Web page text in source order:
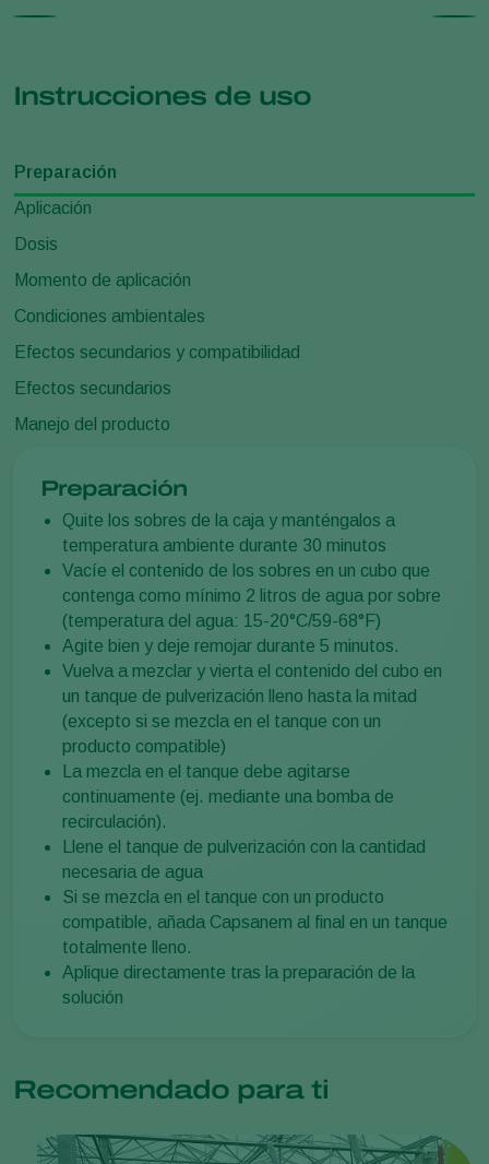
Instrucciones de uso
Preparación
Aplicación
Dosis
Momento de aplicación
Condiciones ambientales
Efectos secundarios y compatibilidad
Efectos secundarios
Manejo del producto
Preparación
Quite los sobres de la caja y manténgalos a
temperatura ambiente durante 30 minutos
Vacíe el contenido de los sobres en un cubo que
contenga como mínimo 2 litros de agua por sobre
(temperatura del agua: 15-20°C/59-68°F)
Agite bien y deje remojar durante 5 minutos.
Vuelva a mezclar y vierta el contenido del cubo en
un tanque de pulverización lleno hasta la mitad
(excepto si se mezcla en el tanque con un
producto compatible)
La mezcla en el tanque debe agitarse
continuamente (ej. mediante una bomba de
recirculación).
Llene el tanque de pulverización con la cantidad
necesaria de agua
Si se mezcla en el tanque con un producto
compatible, añada Capsanem al final en un tanque
totalmente lleno.
Aplique directamente tras la preparación de la
solución
Recomendado para ti